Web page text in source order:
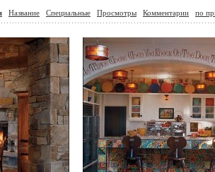
Название Специальные Просмотры Комментарии по